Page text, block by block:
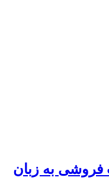
فروشی به زبان